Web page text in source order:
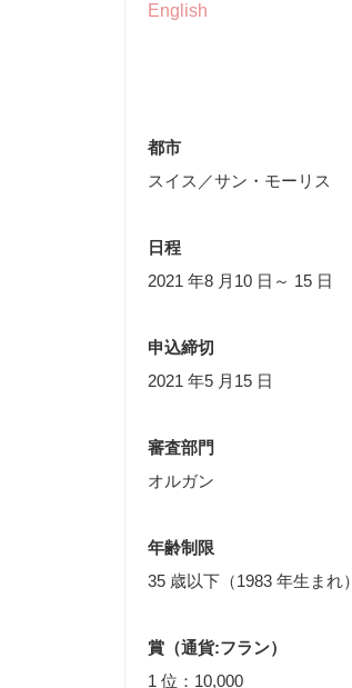
English
都市
スイス／サン・モーリス
日程
2021 年8 月10 日～ 15 日
申込締切
2021 年5 月15 日
審査部門
オルガン
年齢制限
35 歳以下（1983 年生まれ）
賞（通貨:フラン）
1 位：10,000